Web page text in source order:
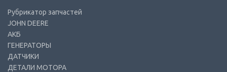
Рубрикатор запчастей
JOHN DEERE
АКБ
ГЕНЕРАТОРЫ
ДАТЧИКИ
ДЕТАЛИ МОТОРА